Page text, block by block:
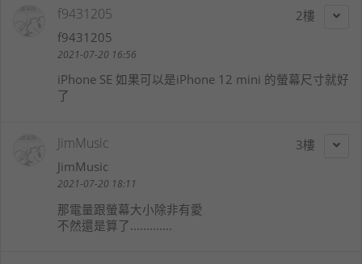
2
f9431205
f9431205
2021-07-20 16:56
iPhone SE 如果可以是iPhone 12 mini 的螢幕尺寸就好
了
3
JimMusic
JimMusic
2021-07-20 18:11
那電量跟螢幕大小除非有愛
不然還是算了.............